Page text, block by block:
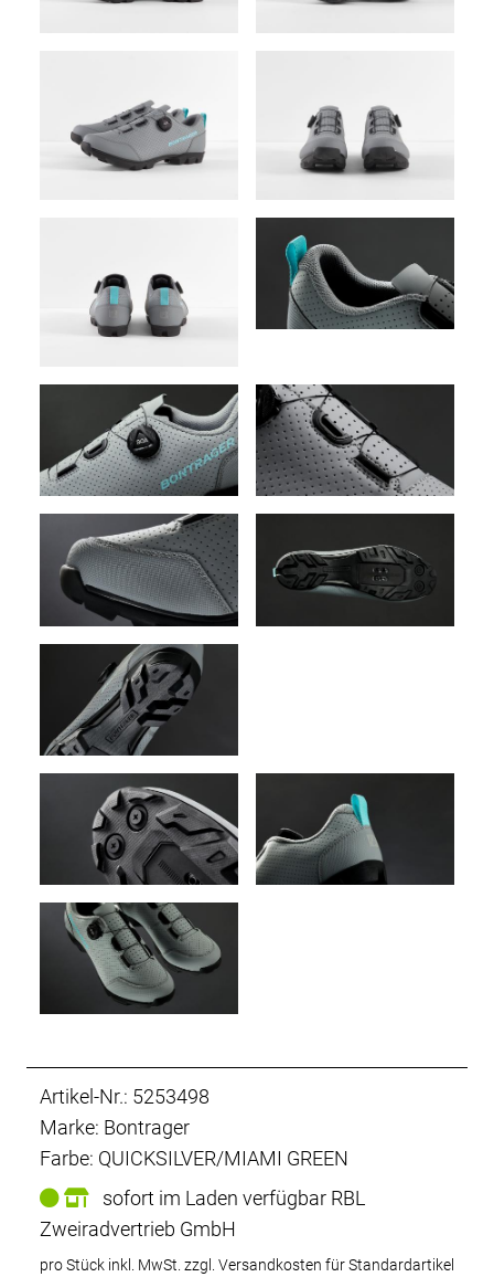
Artikel-Nr.: 5253498
Marke: Bontrager
Farbe: QUICKSILVER/MIAMI GREEN
sofort im Laden verfügbar RBL
Zweiradvertrieb GmbH
pro Stück inkl. MwSt. zzgl. Versandkosten für Standardartikel